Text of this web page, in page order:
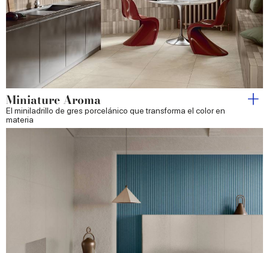
Miniature Aroma
El miniladrillo de gres porcelánico que transforma el color en
materia